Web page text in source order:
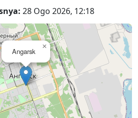
28 Ogo 2026, 12:18
Angarsk
×